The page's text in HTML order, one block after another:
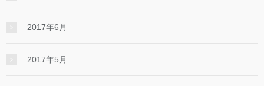
2017年6月
2017年5月